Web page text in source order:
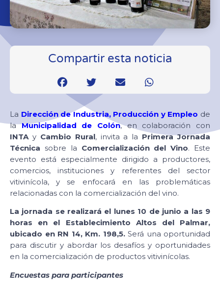
Compartir esta noticia
La Dirección de Industria, Producción y Empleo de
laMunicipalidad de Colón, en colaboración con
INTA y Cambio Rural, invita a la Primera Jornada
Técnica sobre la Comercialización del Vino. Este
evento está especialmente dirigido a productores,
comercios, instituciones y referentes del sector
vitivinícola, y se enfocará en las problemáticas
relacionadas con la comercialización del vino.
La jornada se realizará el lunes 10 de junio a las 9
horas en el Establecimiento Altos del Palmar,
ubicado en RN 14, Km. 198,5.Será una oportunidad
para discutir y abordar los desafíos y oportunidades
en la comercialización de productos vitivinícolas.
Encuestas para participantes